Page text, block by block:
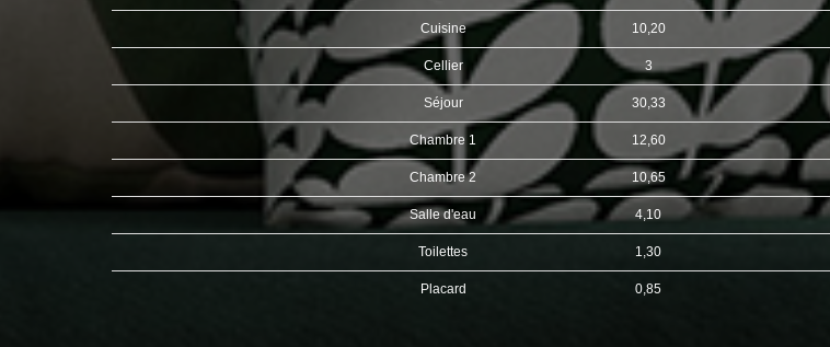
Cuisine 10,20
Cellier 3
Séjour 30,33
Chambre 1 12,60
Chambre 2 10,65
Salle d'eau 4,10
Toilettes 1,30
Placard 0,85